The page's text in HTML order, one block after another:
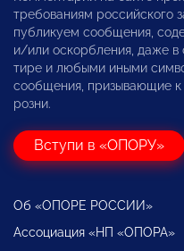
требованиям российского
публикуем сообщения,
и/или оскорбления, даже в
тире и любыми иными
сообщения, призывающие
розни.
Вступи в «ОПОРУ»
Об «ОПОРЕ РОССИИ»
Ассоциация «НП «ОПОРА»